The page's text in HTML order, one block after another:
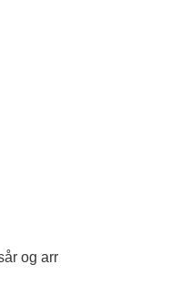
og arr